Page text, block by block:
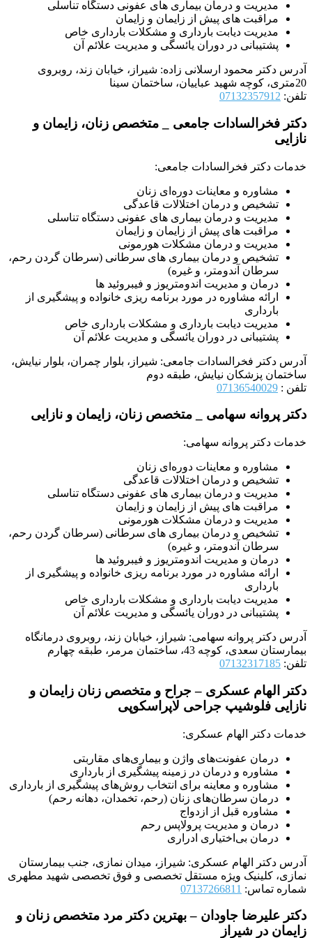
مدیریت و درمان بیماری‌ های عفونی دستگاه تناسلی
مراقبت‌ های پیش از زایمان و زایمان
مدیریت دیابت بارداری و مشکلات بارداری خاص
پشتیبانی در دوران یائسگی و مدیریت علائم آن
آدرس دکتر محمود ارسلانی زاده: شیراز، خیابان زند، روبروی
20متری، کوچه شهید عباییان، ساختمان سینا
تلفن: 07132357912
دکتر فخرالسادات جامعی _ متخصص زنان، زایمان و
نازایی
خدمات دکتر فخرالسادات جامعی:
مشاوره و معاینات دوره‌ای زنان
تشخیص و درمان اختلالات قاعدگی
مدیریت و درمان بیماری‌ های عفونی دستگاه تناسلی
مراقبت‌ های پیش از زایمان و زایمان
مدیریت و درمان مشکلات هورمونی
تشخیص و درمان بیماری‌ های سرطانی (سرطان گردن رحم،
سرطان آندومتر، و غیره)
درمان و مدیریت اندومتریوز و فیبروئید ها
ارائه مشاوره در مورد برنامه‌ ریزی خانواده و پیشگیری از
بارداری
مدیریت دیابت بارداری و مشکلات بارداری خاص
پشتیبانی در دوران یائسگی و مدیریت علائم آن
آدرس دکتر فخرالسادات جامعی: شیراز، بلوار چمران، بلوار نیایش،
ساختمان پزشکان نیایش، طبقه دوم
تلفن : 07136540029
دکتر پروانه سهامی _ متخصص زنان، زایمان و نازایی
خدمات دکتر پروانه سهامی:
مشاوره و معاینات دوره‌ای زنان
تشخیص و درمان اختلالات قاعدگی
مدیریت و درمان بیماری‌ های عفونی دستگاه تناسلی
مراقبت‌ های پیش از زایمان و زایمان
مدیریت و درمان مشکلات هورمونی
تشخیص و درمان بیماری‌ های سرطانی (سرطان گردن رحم،
سرطان آندومتر، و غیره)
درمان و مدیریت اندومتریوز و فیبروئید ها
ارائه مشاوره در مورد برنامه‌ ریزی خانواده و پیشگیری از
بارداری
مدیریت دیابت بارداری و مشکلات بارداری خاص
پشتیبانی در دوران یائسگی و مدیریت علائم آن
آدرس دکتر پروانه سهامی: شیراز، خیابان زند، روبروی درمانگاه
بیمارستان سعدی، کوچه 43، ساختمان مرمر، طبقه چهارم
تلفن: 07132317185
دکتر الهام عسکری – جراح و متخصص زنان زایمان و
نازایی فلوشیپ جراحی لاپراسکوپی
خدمات دکتر الهام عسکری:
درمان عفونت‌های واژن و بیماری‌های مقاربتی
مشاوره و درمان در زمینه پیشگیری از بارداری
مشاوره و معاینه برای انتخاب روش‌های پیشگیری از بارداری
درمان سرطان‌های زنان (رحم، تخمدان، دهانه رحم)
مشاوره قبل از ازدواج
درمان و مدیریت پرولاپس رحم
درمان بی‌اختیاری ادراری
آدرس دکتر الهام عسکری: شیراز، میدان نمازی، جنب بیمارستان
نمازی، کلینیک ویژه مستقل تخصصی و فوق تخصصی شهید مطهری
شماره تماس: 07137266811
دکتر علیرضا جاودان – بهترین دکتر مرد متخصص زنان و
زایمان در شیراز